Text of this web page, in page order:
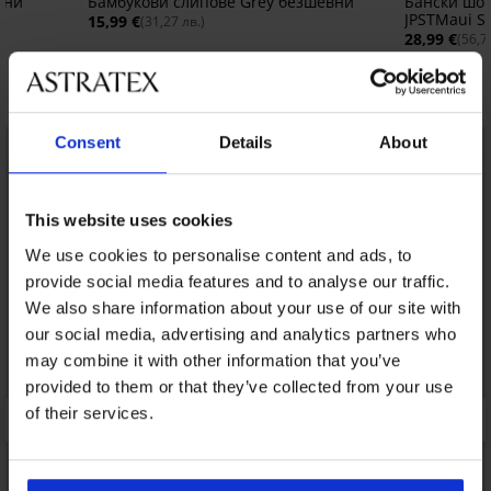
Consent Details About
This website uses cookies
We use cookies to personalise content and ads, to
provide social media features and to analyse our traffic.
We also share information about your use of our site with
our social media, advertising and analytics partners who
may combine it with other information that you’ve
provided to them or that they’ve collected from your use
of their services.
15,99 €(31,27 лв.)
JPSTMaui
28,99 €
Открийте подобни артикули
LIMITED